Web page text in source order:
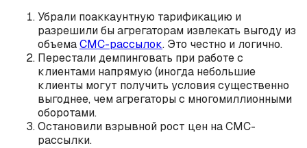
Убрали поаккаунтную тарификацию и
разрешили бы агрегаторам извлекать выгоду из
объемаСМС-рассылок. Это честно и логично.
Перестали демпинговать при работе с
клиентами напрямую (иногда небольшие
клиенты могут получить условия существенно
выгоднее, чем агрегаторы с многомиллионными
оборотами.
Остановили взрывной рост цен на СМС-
рассылки.